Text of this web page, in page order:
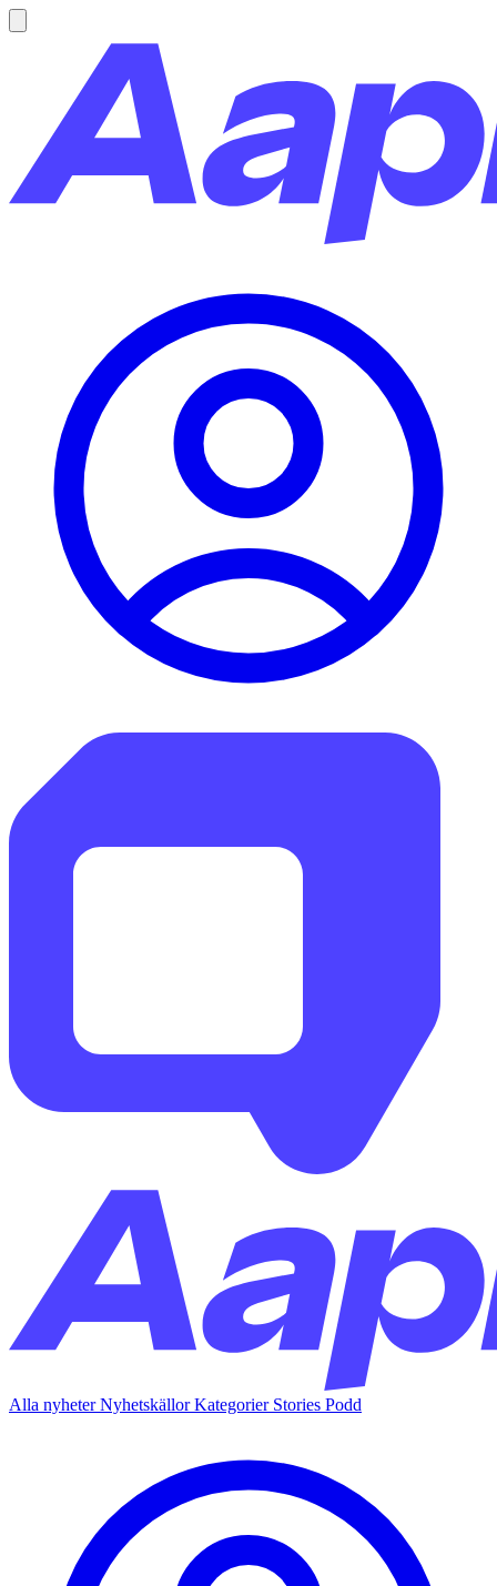
Alla nyheterNyhetskällorKategorier Stories Podd